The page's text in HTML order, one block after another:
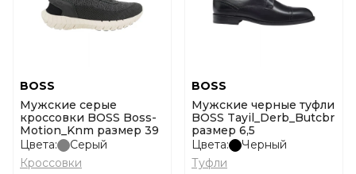
BOSS
Мужские серые
кроссовки BOSS Boss-
Motion_Knm размер 39
Цвета:
Серый
Кроссовки
BOSS
Мужские черные туфли
BOSS Tayil_Derb_Butcbr
размер 6,5
Цвета:
Черный
Туфли